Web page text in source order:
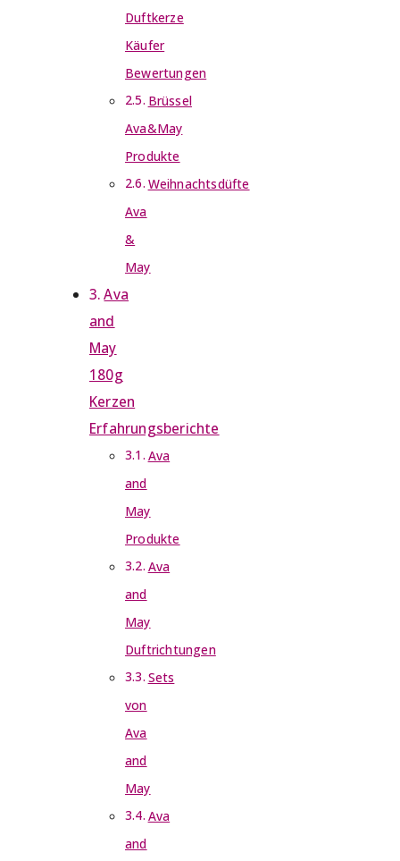
Duftkerze
Käufer
Bewertungen
Brüssel
Ava&May
Produkte
Weihnachtsdüfte
Ava
&
May
Ava
and
May
180g
Kerzen
Erfahrungsberichte
Ava
and
May
Produkte
Ava
and
May
Duftrichtungen
Sets
von
Ava
and
May
Ava
and